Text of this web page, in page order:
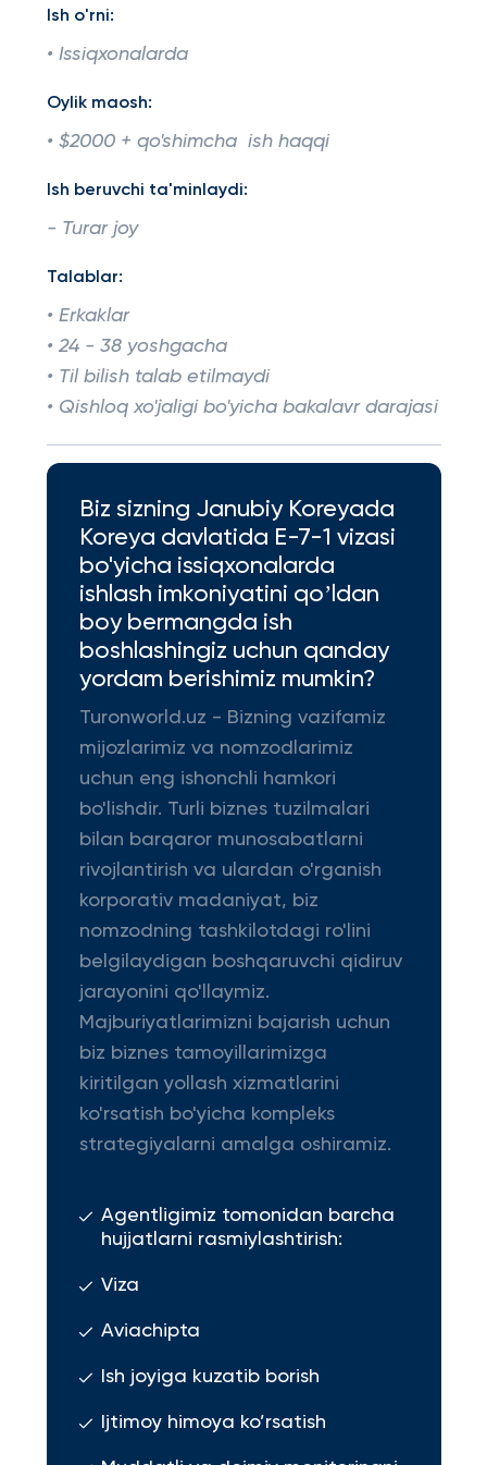
Ish o'rni:
• Issiqxonalarda
Oylik maosh:
• $2000 + qo'shimcha ish haqqi
Ish beruvchi ta'minlaydi:
- Turar joy
Talablar:
• Erkaklar
• 24 - 38 yoshgacha
• Til bilish talab etilmaydi
• Qishloq xo'jaligi bo'yicha bakalavr darajasi
Biz sizning Janubiy Koreyada
Koreya davlatida E-7-1 vizasi
bo'yicha issiqxonalarda
ishlash imkoniyatini qoʼldan
boy bermangda ish
boshlashingiz uchun qanday
yordam berishimiz mumkin?
Turonworld.uz - Bizning vazifamiz
mijozlarimiz va nomzodlarimiz
uchun eng ishonchli hamkori
bo'lishdir. Turli biznes tuzilmalari
bilan barqaror munosabatlarni
rivojlantirish va ulardan o'rganish
korporativ madaniyat, biz
nomzodning tashkilotdagi ro'lini
belgilaydigan boshqaruvchi qidiruv
jarayonini qo'llaymiz.
Majburiyatlarimizni bajarish uchun
biz biznes tamoyillarimizga
kiritilgan yollash xizmatlarini
ko'rsatish bo'yicha kompleks
strategiyalarni amalga oshiramiz.
Agentligimiz tomonidan barcha
hujjatlarni rasmiylashtirish:
Viza
Aviachipta
Ish joyiga kuzatib borish
Ijtimoy himoya ko’rsatish